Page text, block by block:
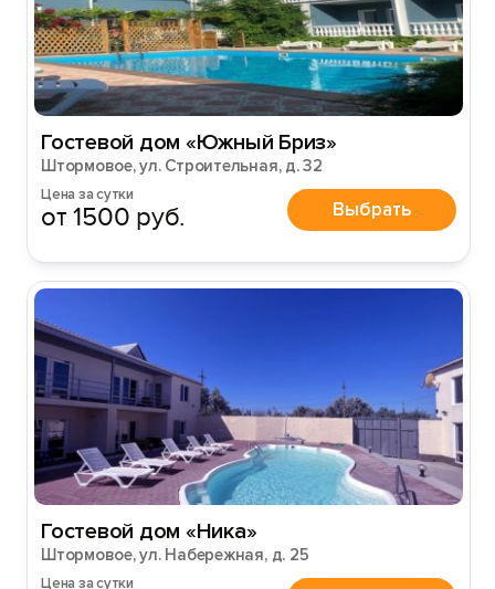
Гостевой дом «Южный Бриз»
Штормовое, ул. Строительная, д. 32
Цена за сутки
от 1500 руб. Выбрать
Гостевой дом «Ника»
Штормовое, ул. Набережная, д. 25
Цена за сутки